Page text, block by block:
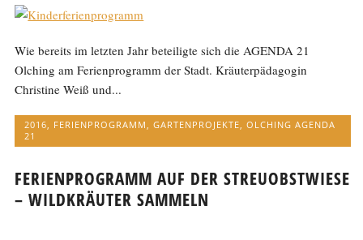
Wie bereits im letzten Jahr beteiligte sich die AGENDA 21
Olching am Ferienprogramm der Stadt. Kräuterpädagogin
Christine Weiß und...
2016, FERIENPROGRAMM,GARTENPROJEKTE,OLCHING AGENDA
21
FERIENPROGRAMM AUF DER STREUOBSTWIESE
– WILDKRÄUTER SAMMELN